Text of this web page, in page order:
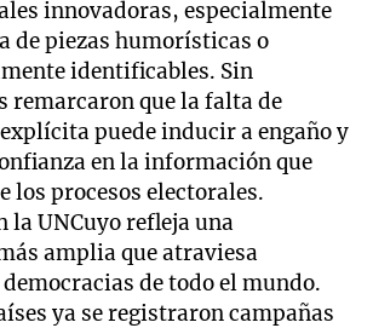
innovadoras, especialmente
de piezas humorísticas o
identificables. Sin
remarcaron que la falta de
puede inducir a engaño y
en la información que
los procesos electorales.
la UNCuyo refleja una
amplia que atraviesa
de todo el mundo.
ya se registraron campañas